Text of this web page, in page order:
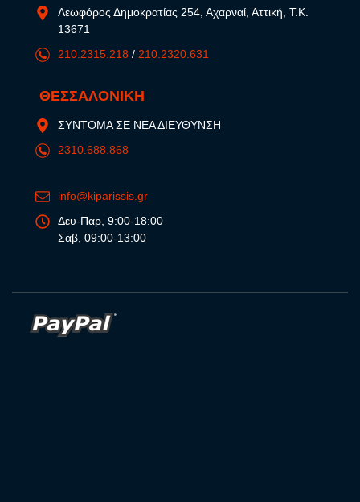
Λεωφόρος Δημοκρατίας 254, Αχαρναί, Αττική, Τ.Κ.
13671
210.2315.218 / 210.2320.631
ΘΕΣΣΑΛΟΝΙΚΗ
ΣΥΝΤΟΜΑ ΣΕ ΝΕΑ ΔΙΕΥΘΥΝΣΗ
2310.688.868
info@kiparissis.gr
Δευ-Παρ, 9:00-18:00
Σαβ, 09:00-13:00